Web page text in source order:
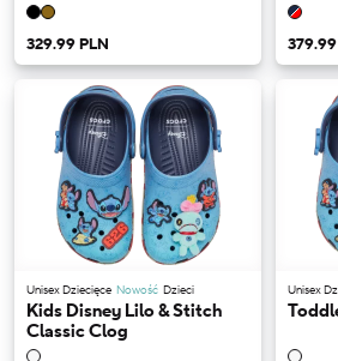
329.99 PLN
Unisex Dziecięce Nowość Dzieci
Kids Disney Lilo & Stitch
Classic Clog
Unisex